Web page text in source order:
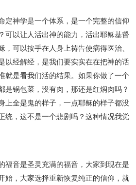
定神学是一个体系，是一个完整的信仰
可以让人活出神的能力，活出耶稣基督
，可以按手在人身上祷告使病得医治、
以经解经，是我们要实实在在把神的话
就是看我们活的结果。如果你做了一个
是锅包菜，没有肉，那还是红焖肉吗？
上全是鬼的样子，一点耶稣的样子都没
统，这不是一个悲剧吗？这种情况我觉
福音是圣灵充满的福音，大家到现在是
始，大家选择重新恢复纯正的信仰，就